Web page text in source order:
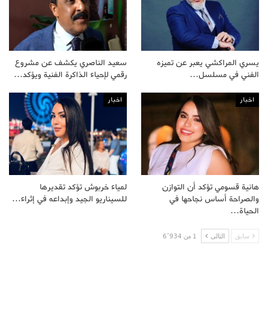
يسري المراكشي يعبر عن تميزه
الفني في مسلسل…
سعيد الناصري يكشف عن مشروع
رقمي لإحياء الذاكرة الفنية ويؤكد…
اخبار
هانية قسومي تؤكد أن التوازن
والصراحة أساس نجاحها في
الحياة…
اخبار
لمياء خربوش تؤكد تقديرها
للسيناريو الجيد وإبداعه في إثراء…
سابق التالى 1 من 6٬934